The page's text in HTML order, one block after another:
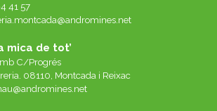
41 57
mica de tot’
C/Progrés
08110, Montcada i Reixac